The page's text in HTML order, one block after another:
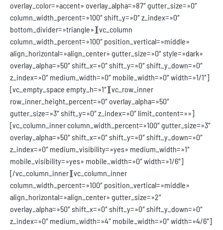
overlay_color=»accent» overlay_alpha=»87″ gutter_size=»0″
column_width_percent=»100″ shift_y=»0″ z_index=»0″
bottom_divider=»triangle»][vc_column
column_width_percent=»100″ position_vertical=»middle»
align_horizontal=»align_center» gutter_size=»0″ style=»dark»
overlay_alpha=»50″ shift_x=»0″ shift_y=»0″ shift_y_down=»0″
z_index=»0″ medium_width=»0″ mobile_width=»0″ width=»1/1″]
[vc_empty_space empty_h=»1″][vc_row_inner
row_inner_height_percent=»0″ overlay_alpha=»50″
gutter_size=»3″ shift_y=»0″ z_index=»0″ limit_content=»»]
[vc_column_inner column_width_percent=»100″ gutter_size=»3″
overlay_alpha=»50″ shift_x=»0″ shift_y=»0″ shift_y_down=»0″
z_index=»0″ medium_visibility=»yes» medium_width=»1″
mobile_visibility=»yes» mobile_width=»0″ width=»1/6″]
[/vc_column_inner][vc_column_inner
column_width_percent=»100″ position_vertical=»middle»
align_horizontal=»align_center» gutter_size=»2″
overlay_alpha=»50″ shift_x=»0″ shift_y=»0″ shift_y_down=»0″
z_index=»0″ medium_width=»4″ mobile_width=»0″ width=»4/6″]